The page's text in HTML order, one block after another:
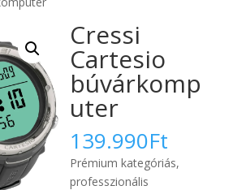
Cressi
Cartesio
búvárkomp
uter
139.990Ft
Prémium kategóriás,
professzionális